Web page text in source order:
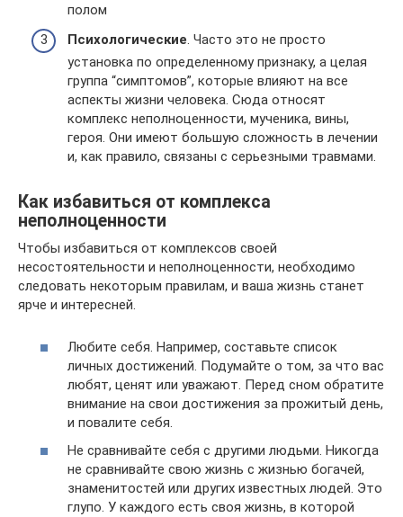
полом
Психологические. Часто это не просто
установка по определенному признаку, а целая
группа “симптомов”, которые влияют на все
аспекты жизни человека. Сюда относят
комплекс неполноценности, мученика, вины,
героя. Они имеют большую сложность в лечении
и, как правило, связаны с серьезными травмами.
Как избавиться от комплекса
неполноценности
Чтобы избавиться от комплексов своей
несостоятельности и неполноценности, необходимо
следовать некоторым правилам, и ваша жизнь станет
ярче и интересней.
Любите себя. Например, составьте список
личных достижений. Подумайте о том, за что вас
любят, ценят или уважают. Перед сном обратите
внимание на свои достижения за прожитый день,
и повалите себя.
Не сравнивайте себя с другими людьми. Никогда
не сравнивайте свою жизнь с жизнью богачей,
знаменитостей или других известных людей. Это
глупо. У каждого есть своя жизнь, в которой